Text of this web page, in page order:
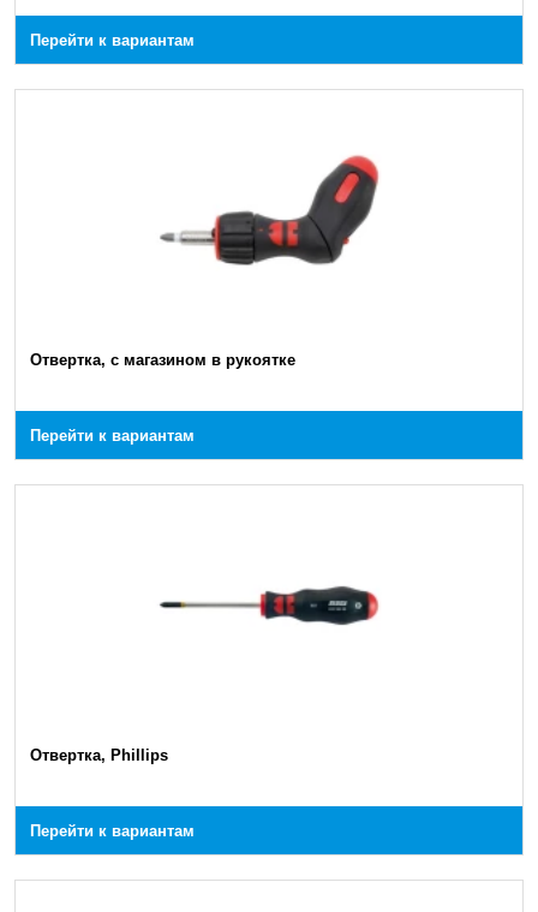
Перейти к вариантам
Отвертка, с магазином в рукоятке
Перейти к вариантам
Отвертка, Phillips
Перейти к вариантам